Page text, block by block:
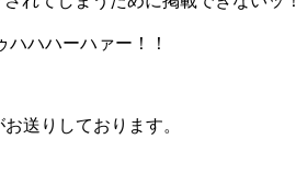
ハハーハァー！！
送りしております。